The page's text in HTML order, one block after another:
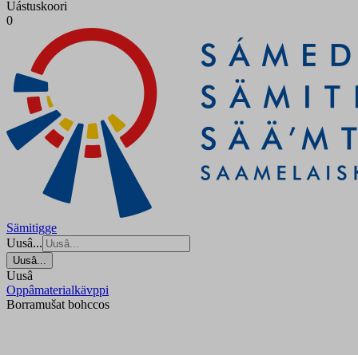
Uástuskoori
0
Sämitigge
Uusâ...
Uusâ...
Uusâ
Oppâmaterialkävppi
Borramušat bohccos